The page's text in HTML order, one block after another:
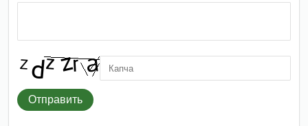
Отправить